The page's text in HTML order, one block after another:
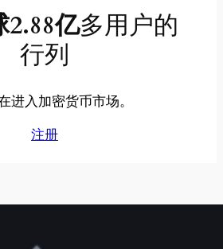
2.88亿多用户的
行列
进入加密货币市场。
注册